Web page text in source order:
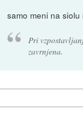
samo meni na
Pri
zavrnjena.